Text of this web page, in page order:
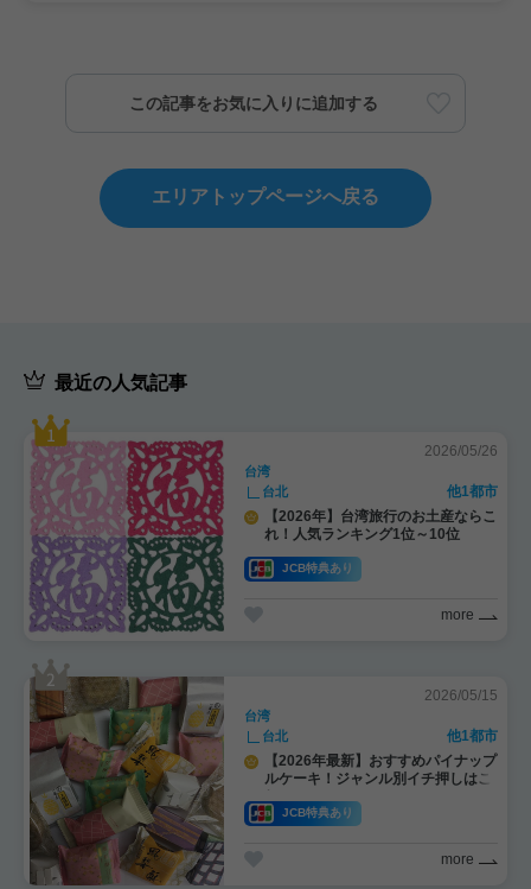
この記事をお気に入りに追加する
エリアトップページへ戻る
最近の人気記事
2026/05/26
台湾
台北
他1都市
【2026年】台湾旅行のお土産ならこ
れ！人気ランキング1位～10位
JCB特典あり
more
2026/05/15
台湾
台北
他1都市
【2026年最新】おすすめパイナップ
ルケーキ！ジャンル別イチ押しはこ
れ！
JCB特典あり
more